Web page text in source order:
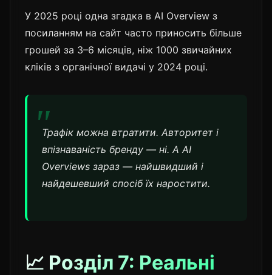
У 2025 році одна згадка в AI Overview з
посиланням на сайт часто приносить більше
грошей за 3–6 місяців, ніж 1000 звичайних
кліків з органічної видачі у 2024 році.
Трафік можна втратити. Авторитет і
впізнаваність бренду — ні. А AI
Overviews зараз — найшвидший і
найдешевший спосіб їх наростити.
📈 Розділ 7: Реальні